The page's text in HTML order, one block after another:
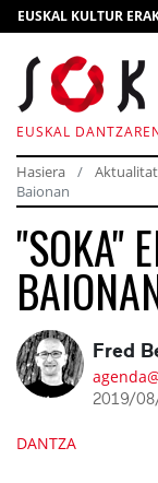
EUSKAL KULTUR
EUSKAL
Hasiera
Baionan
"SOKA"
Fred
2019/
DANTZA